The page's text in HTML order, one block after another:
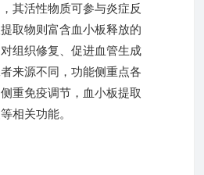
其活性物质可参与炎症反
取物则富含血小板释放的
组织修复、促进血管生成
来源不同，功能侧重点各
重免疫调节，血小板提取
相关功能。